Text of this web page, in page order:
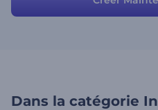
Dans la catégorie